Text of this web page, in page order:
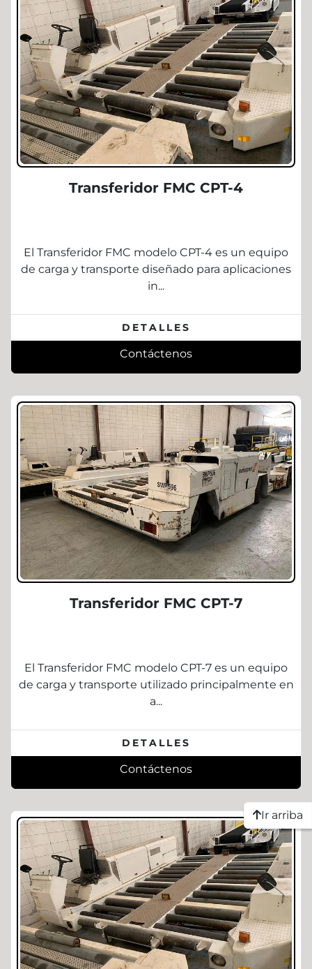
Transferidor FMC CPT-4
El Transferidor FMC modelo CPT-4 es un equipo
de carga y transporte diseñado para aplicaciones
in...
DETALLES
Contáctenos
Transferidor FMC CPT-7
El Transferidor FMC modelo CPT-7 es un equipo
de carga y transporte utilizado principalmente en
a...
DETALLES
Contáctenos
Ir arriba